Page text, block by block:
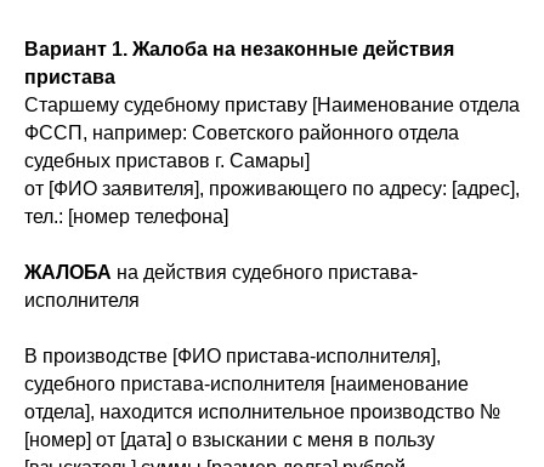
Вариант 1. Жалоба на незаконные действия
пристава
Старшему судебному приставу [Наименование отдела
ФССП, например: Советского районного отдела
судебных приставов г. Самары]
от [ФИО заявителя], проживающего по адресу: [адрес],
тел.: [номер телефона]
ЖАЛОБА на действия судебного пристава-
исполнителя
В производстве [ФИО пристава-исполнителя],
судебного пристава-исполнителя [наименование
отдела], находится исполнительное производство №
[номер] от [дата] о взыскании с меня в пользу